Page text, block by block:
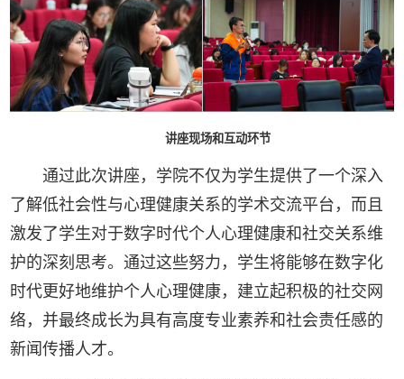
讲座现场和互动环节
通过此次讲座，学院不仅为学生提供了一个深入
了解低社会性与心理健康关系的学术交流平台，而且
激发了学生对于数字时代个人心理健康和社交关系维
护的深刻思考。通过这些努力，学生将能够在数字化
时代更好地维护个人心理健康，建立起积极的社交网
络，并最终成长为具有高度专业素养和社会责任感的
新闻传播人才。